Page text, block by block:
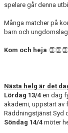
spelare går denna
Många matcher på
barn och ungdomslag.
Kom och heja
Nästa helg är det
Lördag 13/4 en dag
akademi, uppstart av
Räddningstjänst Syd
Söndag 14/4 möter